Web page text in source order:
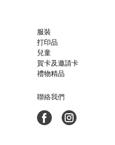
服裝
打印品
兒童
賀卡及邀請卡
禮物精品
聯絡我們